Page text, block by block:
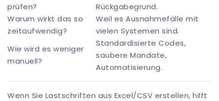
prüfen?
Rückgabegrund.
Warum wirkt das so
zeitaufwendig?
Weil es Ausnahmefälle mit
vielen Systemen sind.
Wie wird es weniger
manuell?
Standardisierte Codes,
saubere Mandate,
Automatisierung.
Wenn Sie Lastschriften aus Excel/CSV erstellen, hilft